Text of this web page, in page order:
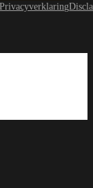
Privacyverklaring